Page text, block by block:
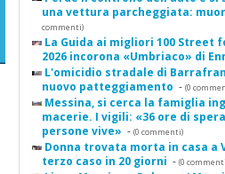
una vettura parcheggiata:
commenti)
La Guida ai migliori 100 Street
2026 incorona «Umbriaco» di
L'omicidio stradale di
nuovo patteggiamento - (0
Messina, si cerca la famiglia
macerie. I vigili: «36 ore di
persone vive» - (0 commenti)
Donna trovata morta in casa a
terzo caso in 20 giorni - (0